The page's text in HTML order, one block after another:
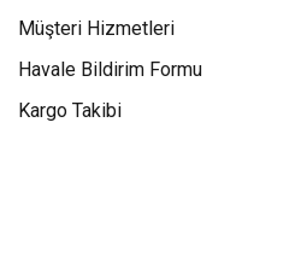
Müşteri Hizmetleri
Havale Bildirim Formu
Kargo Takibi